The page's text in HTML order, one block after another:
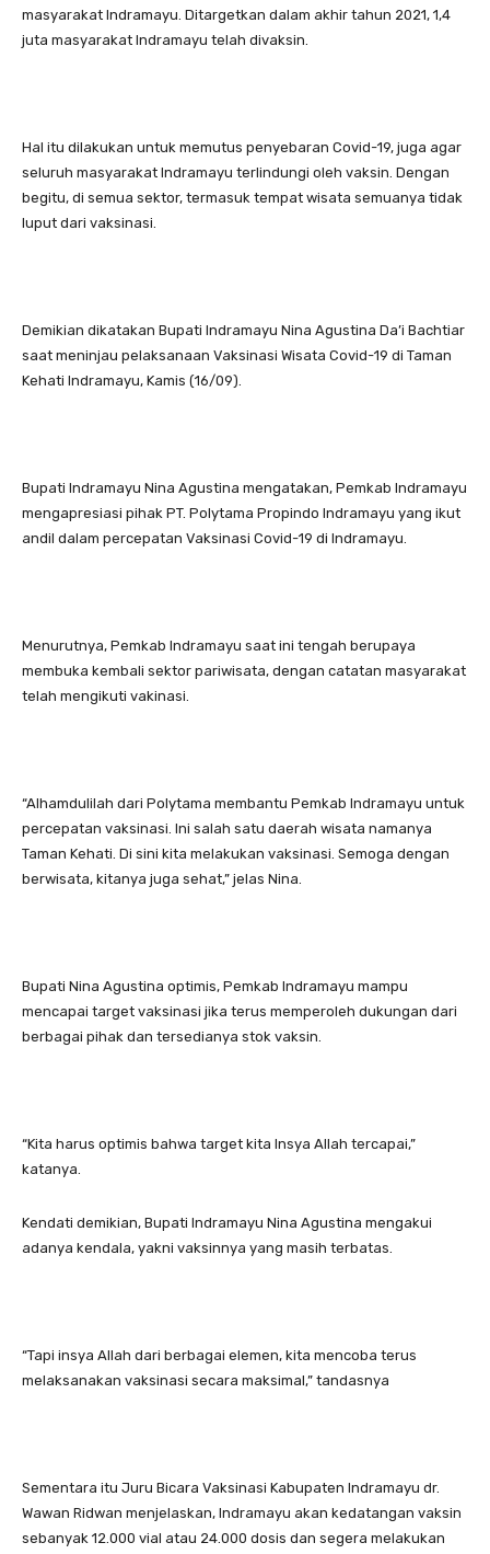
masyarakat Indramayu. Ditargetkan dalam akhir tahun 2021, 1,4
juta masyarakat Indramayu telah divaksin.
Hal itu dilakukan untuk memutus penyebaran Covid-19, juga agar
seluruh masyarakat Indramayu terlindungi oleh vaksin. Dengan
begitu, di semua sektor, termasuk tempat wisata semuanya tidak
luput dari vaksinasi.
Demikian dikatakan Bupati Indramayu Nina Agustina Da’i Bachtiar
saat meninjau pelaksanaan Vaksinasi Wisata Covid-19 di Taman
Kehati Indramayu, Kamis (16/09).
Bupati Indramayu Nina Agustina mengatakan, Pemkab Indramayu
mengapresiasi pihak PT. Polytama Propindo Indramayu yang ikut
andil dalam percepatan Vaksinasi Covid-19 di Indramayu.
Menurutnya, Pemkab Indramayu saat ini tengah berupaya
membuka kembali sektor pariwisata, dengan catatan masyarakat
telah mengikuti vakinasi.
“Alhamdulilah dari Polytama membantu Pemkab Indramayu untuk
percepatan vaksinasi. Ini salah satu daerah wisata namanya
Taman Kehati. Di sini kita melakukan vaksinasi. Semoga dengan
berwisata, kitanya juga sehat,” jelas Nina.
Bupati Nina Agustina optimis, Pemkab Indramayu mampu
mencapai target vaksinasi jika terus memperoleh dukungan dari
berbagai pihak dan tersedianya stok vaksin.
“Kita harus optimis bahwa target kita Insya Allah tercapai,”
katanya.
Kendati demikian, Bupati Indramayu Nina Agustina mengakui
adanya kendala, yakni vaksinnya yang masih terbatas.
“Tapi insya Allah dari berbagai elemen, kita mencoba terus
melaksanakan vaksinasi secara maksimal,” tandasnya
Sementara itu Juru Bicara Vaksinasi Kabupaten Indramayu dr.
Wawan Ridwan menjelaskan, Indramayu akan kedatangan vaksin
sebanyak 12.000 vial atau 24.000 dosis dan segera melakukan